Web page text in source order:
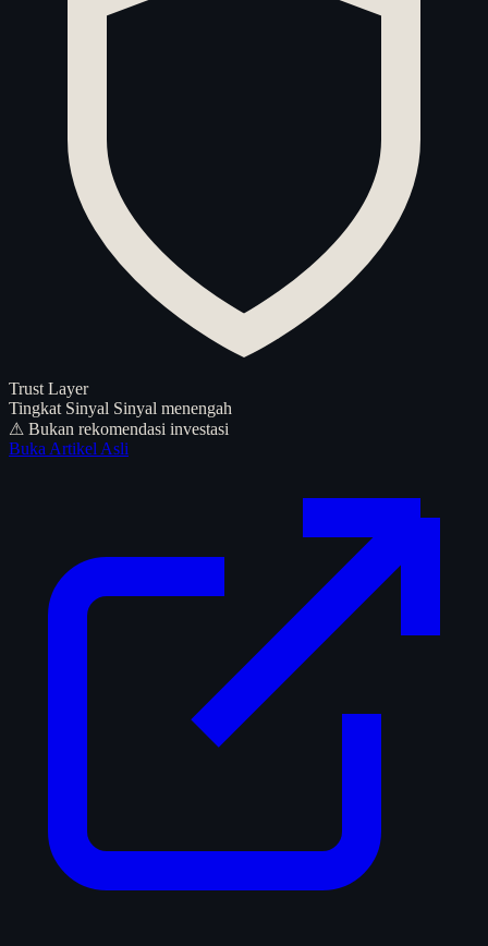
Trust Layer
Tingkat Sinyal Sinyal menengah
⚠ Bukan rekomendasi investasi
Buka Artikel Asli